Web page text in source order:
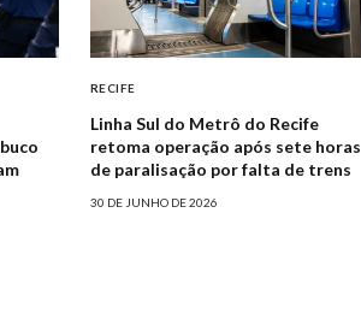
RECIFE
Linha Sul do Metrô do Recife
retoma operação após sete horas
de paralisação por falta de trens
30 DE JUNHO DE 2026